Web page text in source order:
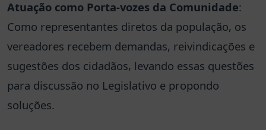
Atuação como Porta-vozes da Comunidade:
Como representantes diretos da população, os
vereadores recebem demandas, reivindicações e
sugestões dos cidadãos, levando essas questões
para discussão no Legislativo e propondo
soluções.